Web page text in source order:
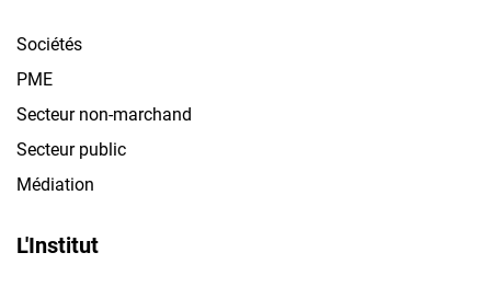
Sociétés
PME
Secteur non-marchand
Secteur public
Médiation
L'Institut